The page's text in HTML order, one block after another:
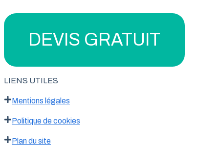
DEVIS GRATUIT
LIENS UTILES
Mentions légales
Politique de cookies
Plan du site